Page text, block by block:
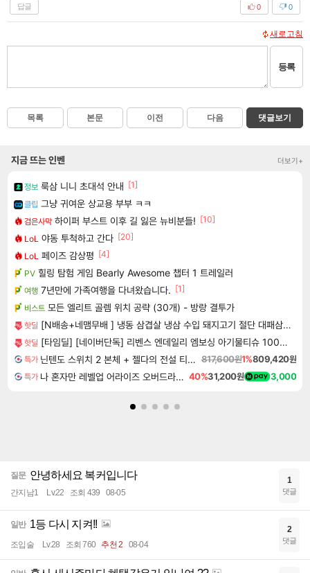
답글 0
0
새로고침
등록
목록 본문 이전 다음 댓글보기
지금 뜨는 인벤 더보기+
정보 룩삼 니니 초대석 안내 [1]
클립 그냥 귀여운 상교용 부부 ㅋㅋ
검은사막 하이퍼 부스트 이후 길 잃은 뉴비분들! [10]
LoL 야동 투척하고 간다 [20]
LoL 페이즈 감상평 [4]
PV 힐링 탐험 게임 Bearly Awesome 챕터 1 트레일러
여행 7년만에 가족여행을 다녀왔습니다. [1]
비스트 모든 엘리트 골렘 위치 공략 (30개) - 방랑 결투가
핫딜 [N배송+네맴무배 ] 냉동 삼겹살 냉삼 수입 돼지고기 절단 대패삼겹살
핫딜 [타임딜] [네이버단독] 리벤스 엔데일리 엠보싱 아기물티슈 100매, 10개
특가 닌텐도 스위치 2 본체 + 젤다의 전설 티어스 오브 더 킹덤 닌텐도 스위치 2 에디션 + 젤다의 전설 브레스 오브 더 와일드 닌텐도 스위치 2 에디션 번들 817,600원1%809,420원
특가 나 혼자만 레벨업 어라이즈 오버드라이브 디럭스 에디션 Solo Leveling Arise Overdrive Deluxe Edition 40%31,200원 3,000
질문 안녕하세요 복커입니다
간지남1 Lv.22 조회 439 08-05
1
댓글
일반 1등 다시 지켜!!
조입술 Lv.28 조회 760 추천 2 08-04
2
댓글